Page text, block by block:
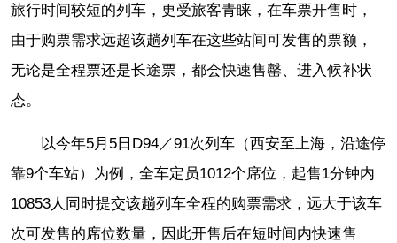
旅行时间较短的列车，更受旅客青睐，在车票开售时，
由于购票需求远超该趟列车在这些站间可发售的票额，
无论是全程票还是长途票，都会快速售罄、进入候补状
态。
以今年5月5日D94／91次列车（西安至上海，沿途停
靠9个车站）为例，全车定员1012个席位，起售1分钟内
10853人同时提交该趟列车全程的购票需求，远大于该车
次可发售的席位数量，因此开售后在短时间内快速售